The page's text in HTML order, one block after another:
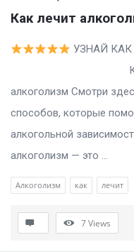
Как лечит
УЗНАЙ КАК
Как бросить
алкоголизм Смотри
способов, которые
алкогольной
алкоголизм — это ...
Алкоголизм как лечит
7Views